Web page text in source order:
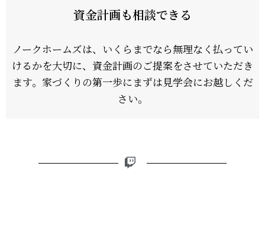
資金計画も相談できる
ノークホームズは、いくらまでなら無理なく払ってい
けるかを大切に、資金計画のご提案をさせていただき
ます。家づくりの第一歩にまずは見学会にお越しくだ
さい。